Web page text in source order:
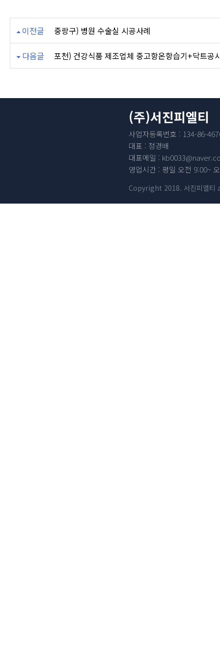
이전글 중랑구) 병원 수술실 시공사례
다음글 포천) 건강식품 제조업체 중고항온항습기+닥트공
(주)서진피엘티
사업자등록번호 : 134-86-
대표 : 정경배
대표메일 :
영업시간 : 평일 오전 9:00~
Copyright 2018. 서진피엘